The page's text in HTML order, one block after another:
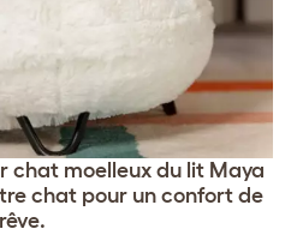
chat moelleux du lit Maya
chat pour un confort de
rêve.